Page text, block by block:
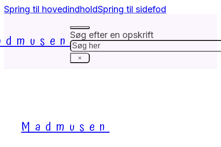
Spring til hovedindholdSpring til sidefod
Søg efter en opskrift
Søg
×
Madmusen